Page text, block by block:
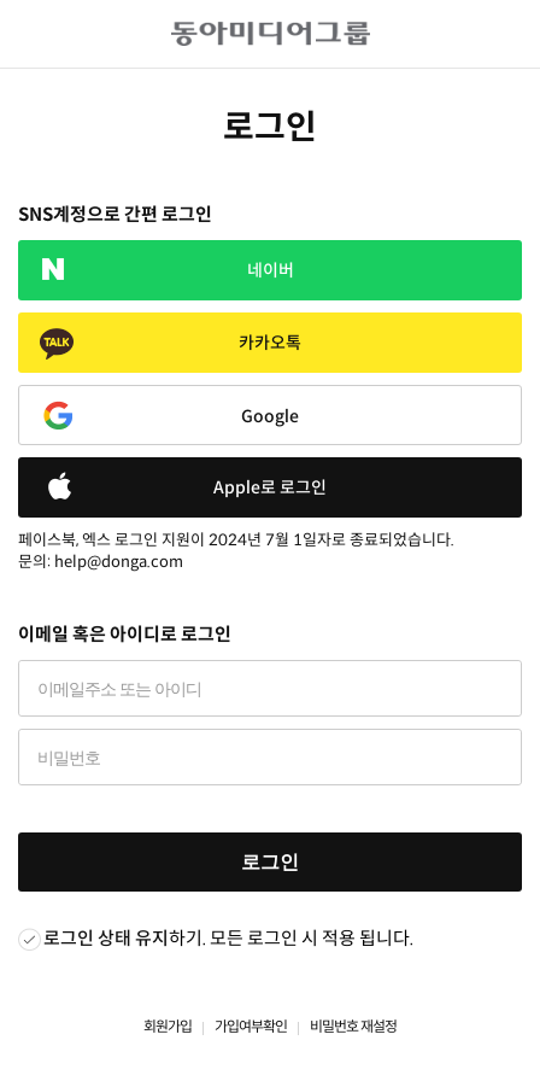
로그인
SNS계정으로 간편 로그인
네이버
카카오톡
Google
Apple로 로그인
페이스북, 엑스 로그인 지원이 2024년 7월 1일자로 종료되었습니다.
문의: help@donga.com
이메일 혹은 아이디로 로그인
로그인
로그인 상태 유지하기. 모든 로그인 시 적용 됩니다.
회원가입 가입여부확인 비밀번호 재설정